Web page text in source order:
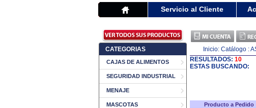
Servicio al Cliente
CATEGORIAS
CAJAS DE ALIMENTOS
SEGURIDAD INDUSTRIAL
MENAJE
MASCOTAS
Inicio: Catálogo :
RESULTADOS: 10
ESTAS BUSCANDO:
Producto a Pedido